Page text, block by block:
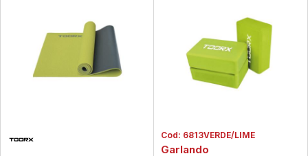
Cod: 6813VERDE/LIME
Garlando